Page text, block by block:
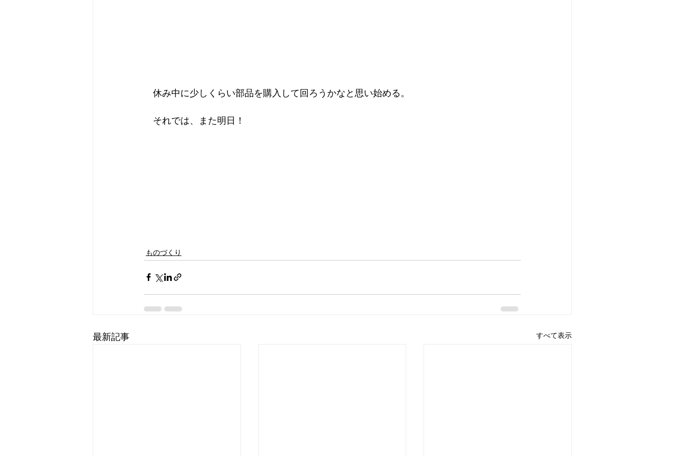
休み中に少しくらい部品を購入して回ろうかなと思い始める。
それでは、また明日！
ものづくり
最新記事 すべて表示